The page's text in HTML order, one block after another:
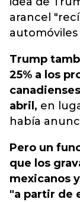
arancel
Trump
25% a los
abril, en
había
Pero un
que los
mexicanos
"a partir de